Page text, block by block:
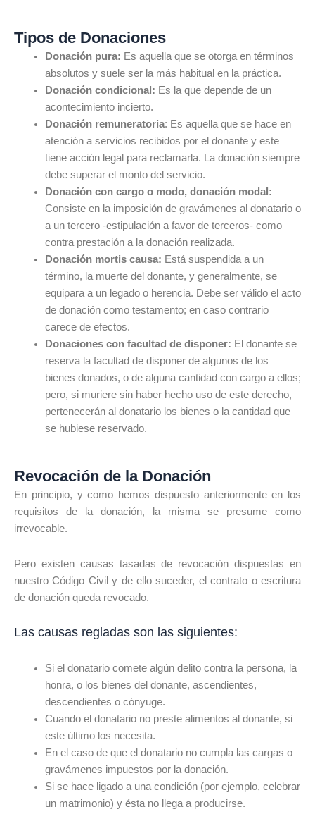
Tipos de Donaciones
Donación pura: Es aquella que se otorga en términos
absolutos y suele ser la más habitual en la práctica.
Donación condicional: Es la que depende de un
acontecimiento incierto.
Donación remuneratoria: Es aquella que se hace en
atención a servicios recibidos por el donante y este
tiene acción legal para reclamarla. La donación siempre
debe superar el monto del servicio.
Donación con cargo o modo, donación modal:
Consiste en la imposición de gravámenes al donatario o
a un tercero -estipulación a favor de terceros- como
contra prestación a la donación realizada.
Donación mortis causa: Está suspendida a un
término, la muerte del donante, y generalmente, se
equipara a un legado o herencia. Debe ser válido el acto
de donación como testamento; en caso contrario
carece de efectos.
Donaciones con facultad de disponer: El donante se
reserva la facultad de disponer de algunos de los
bienes donados, o de alguna cantidad con cargo a ellos;
pero, si muriere sin haber hecho uso de este derecho,
pertenecerán al donatario los bienes o la cantidad que
se hubiese reservado.
Revocación de la Donación
En principio, y como hemos dispuesto anteriormente en los
requisitos de la donación, la misma se presume como
irrevocable.
Pero existen causas tasadas de revocación dispuestas en
nuestro Código Civil y de ello suceder, el contrato o escritura
de donación queda revocado.
Las causas regladas son las siguientes:
Si el donatario comete algún delito contra la persona, la
honra, o los bienes del donante, ascendientes,
descendientes o cónyuge.
Cuando el donatario no preste alimentos al donante, si
este último los necesita.
En el caso de que el donatario no cumpla las cargas o
gravámenes impuestos por la donación.
Si se hace ligado a una condición (por ejemplo, celebrar
un matrimonio) y ésta no llega a producirse.